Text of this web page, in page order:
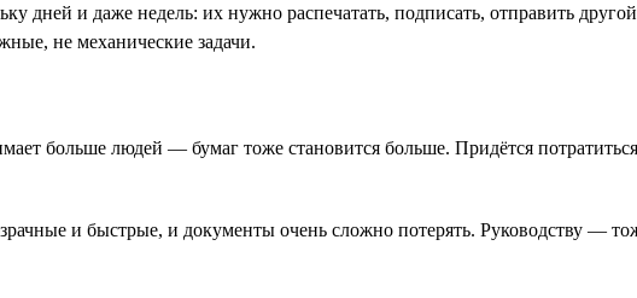
дней и даже недель: их нужно распечатать, подписать, отправить
не механические задачи.
больше людей — бумаг тоже становится больше. Придётся
и быстрые, и документы очень сложно потерять. Руководству —